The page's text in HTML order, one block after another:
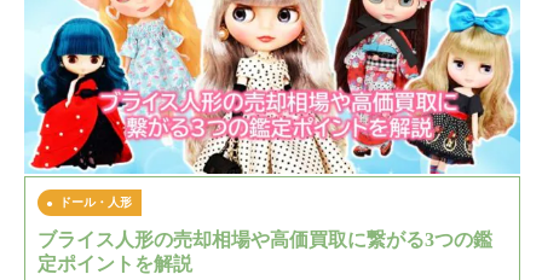
ドール・人形
ブライス人形の売却相場や高価買取に繋がる3つの鑑
定ポイントを解説